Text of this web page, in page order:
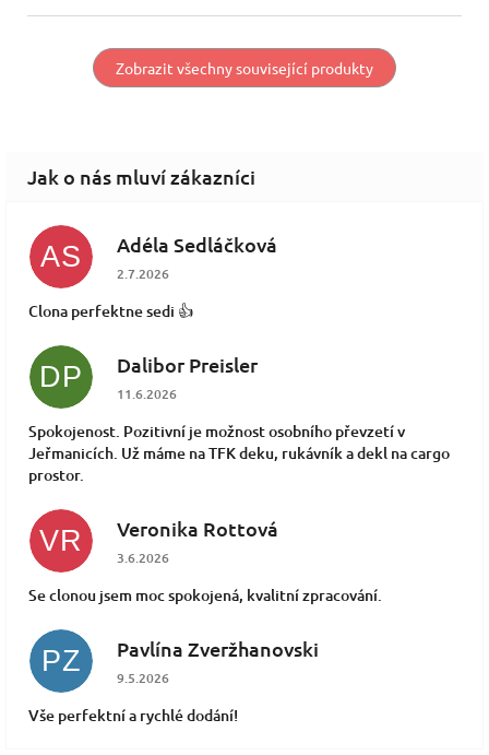
Zobrazit všechny související produkty
AS Adéla Sedláčková
Hodnocení obchodu je 5 z 5 hvězdiček.
2.7.2026
Clona perfektne sedi 👍
DP Dalibor Preisler
Hodnocení obchodu je 5 z 5 hvězdiček.
11.6.2026
Spokojenost. Pozitivní je možnost osobního převzetí v
Jeřmanicích. Už máme na TFK deku, rukávník a dekl na cargo
prostor.
VR Veronika Rottová
Hodnocení obchodu je 5 z 5 hvězdiček.
3.6.2026
Se clonou jsem moc spokojená, kvalitní zpracování.
PZ Pavlína Zveržhanovski
Hodnocení obchodu je 5 z 5 hvězdiček.
9.5.2026
Vše perfektní a rychlé dodání!